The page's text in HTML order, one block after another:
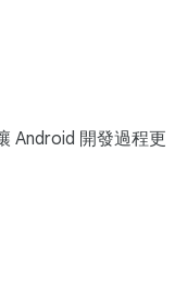
Android 開發過程更